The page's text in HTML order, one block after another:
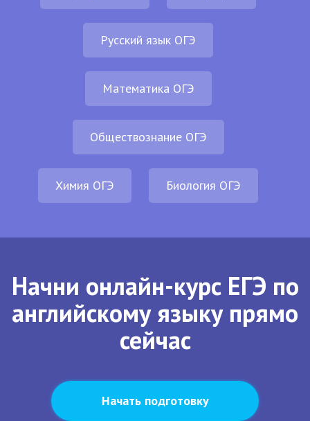
Русский язык ОГЭ
Математика ОГЭ
Обществознание ОГЭ
Химия ОГЭ Биология ОГЭ
Начни онлайн-курс ЕГЭ по
английскому языку прямо
сейчас
Начать подготовку